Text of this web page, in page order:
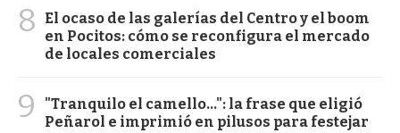
8
El ocaso de las galerías del Centro y el boom
en Pocitos: cómo se reconfigura el mercado
de locales comerciales
9
"Tranquilo el camello...": la frase que eligió
Peñarol e imprimió en pilusos para festejar